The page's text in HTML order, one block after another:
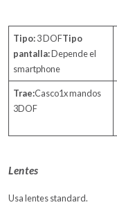
Tipo:3 DOFTipo
pantalla:Depende el
smartphone
Trae:Casco1x mandos
3DOF
Lentes
Usa lentes standard.